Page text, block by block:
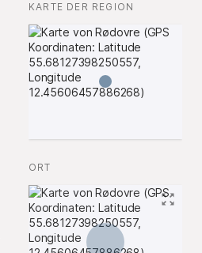
KARTE DER REGION
ORT